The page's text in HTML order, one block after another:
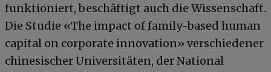
funktioniert, beschäftigt auch die Wissenschaft.
Die Studie «The impact of family-based human
capital on corporate innovation» verschiedener
chinesischer Universitäten, der National